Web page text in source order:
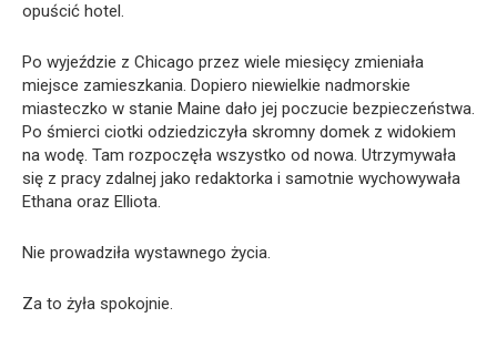
opuścić hotel.
Po wyjeździe z Chicago przez wiele miesięcy zmieniała
miejsce zamieszkania. Dopiero niewielkie nadmorskie
miasteczko w stanie Maine dało jej poczucie bezpieczeństwa.
Po śmierci ciotki odziedziczyła skromny domek z widokiem
na wodę. Tam rozpoczęła wszystko od nowa. Utrzymywała
się z pracy zdalnej jako redaktorka i samotnie wychowywała
Ethana oraz Elliota.
Nie prowadziła wystawnego życia.
Za to żyła spokojnie.